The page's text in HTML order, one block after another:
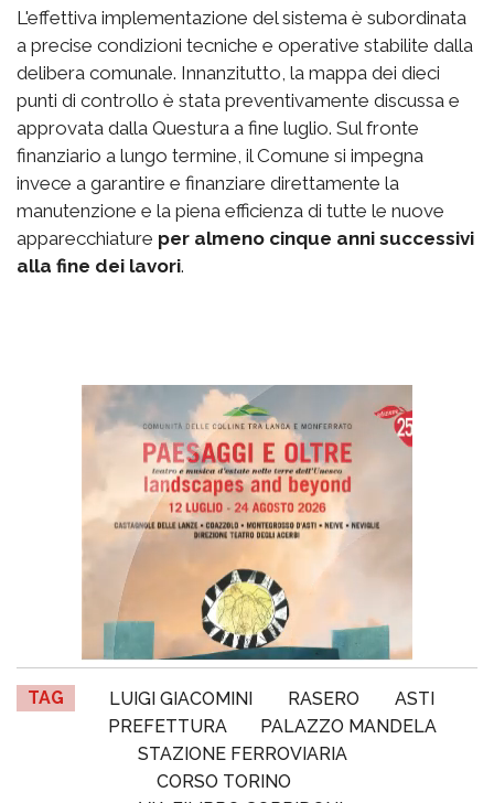
L'effettiva implementazione del sistema è subordinata
a precise condizioni tecniche e operative stabilite dalla
delibera comunale. Innanzitutto, la mappa dei dieci
punti di controllo è stata preventivamente discussa e
approvata dalla Questura a fine luglio. Sul fronte
finanziario a lungo termine, il Comune si impegna
invece a garantire e finanziare direttamente la
manutenzione e la piena efficienza di tutte le nuove
apparecchiature per almeno cinque anni successivi
alla fine dei lavori.
TAG LUIGI GIACOMINI RASERO
ASTI
PREFETTURA
PALAZZO MANDELA
STAZIONE FERROVIARIA
CORSO TORINO